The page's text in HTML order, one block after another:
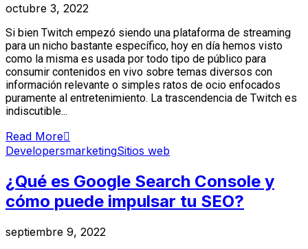
octubre 3, 2022
Si bien Twitch empezó siendo una plataforma de streaming
para un nicho bastante específico, hoy en día hemos visto
como la misma es usada por todo tipo de público para
consumir contenidos en vivo sobre temas diversos con
información relevante o simples ratos de ocio enfocados
puramente al entretenimiento. La trascendencia de Twitch es
indiscutible...
Read More
DevelopersmarketingSitios web
¿Qué es Google Search Console y
cómo puede impulsar tu SEO?
septiembre 9, 2022